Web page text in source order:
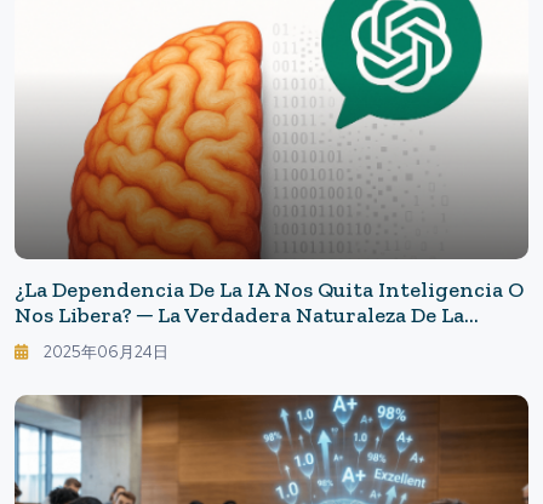
¿La Dependencia De La IA Nos Quita Inteligencia O
Nos Libera? ─ La Verdadera Naturaleza De La
"deuda Cognitiva" Revelada Por El MIT
2025年06月24日